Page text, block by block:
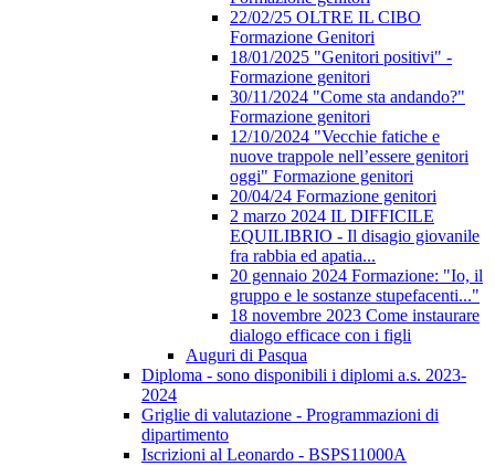
22/02/25 OLTRE IL CIBO
Formazione Genitori
18/01/2025 "Genitori positivi" -
Formazione genitori
30/11/2024 "Come sta andando?"
Formazione genitori
12/10/2024 "Vecchie fatiche e
nuove trappole nell’essere genitori
oggi" Formazione genitori
20/04/24 Formazione genitori
2 marzo 2024 IL DIFFICILE
EQUILIBRIO - Il disagio giovanile
fra rabbia ed apatia...
20 gennaio 2024 Formazione: "Io, il
gruppo e le sostanze stupefacenti..."
18 novembre 2023 Come instaurare
dialogo efficace con i figli
Auguri di Pasqua
Diploma - sono disponibili i diplomi a.s. 2023-
2024
Griglie di valutazione - Programmazioni di
dipartimento
Iscrizioni al Leonardo - BSPS11000A